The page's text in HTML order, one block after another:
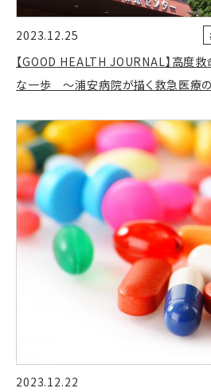
2023.12.25
【GOOD HEALTH JOURNAL】高度
な一歩 ～浦安病院が描く救急医療
2023.12.22